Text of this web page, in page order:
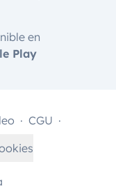
en
Play
CGU